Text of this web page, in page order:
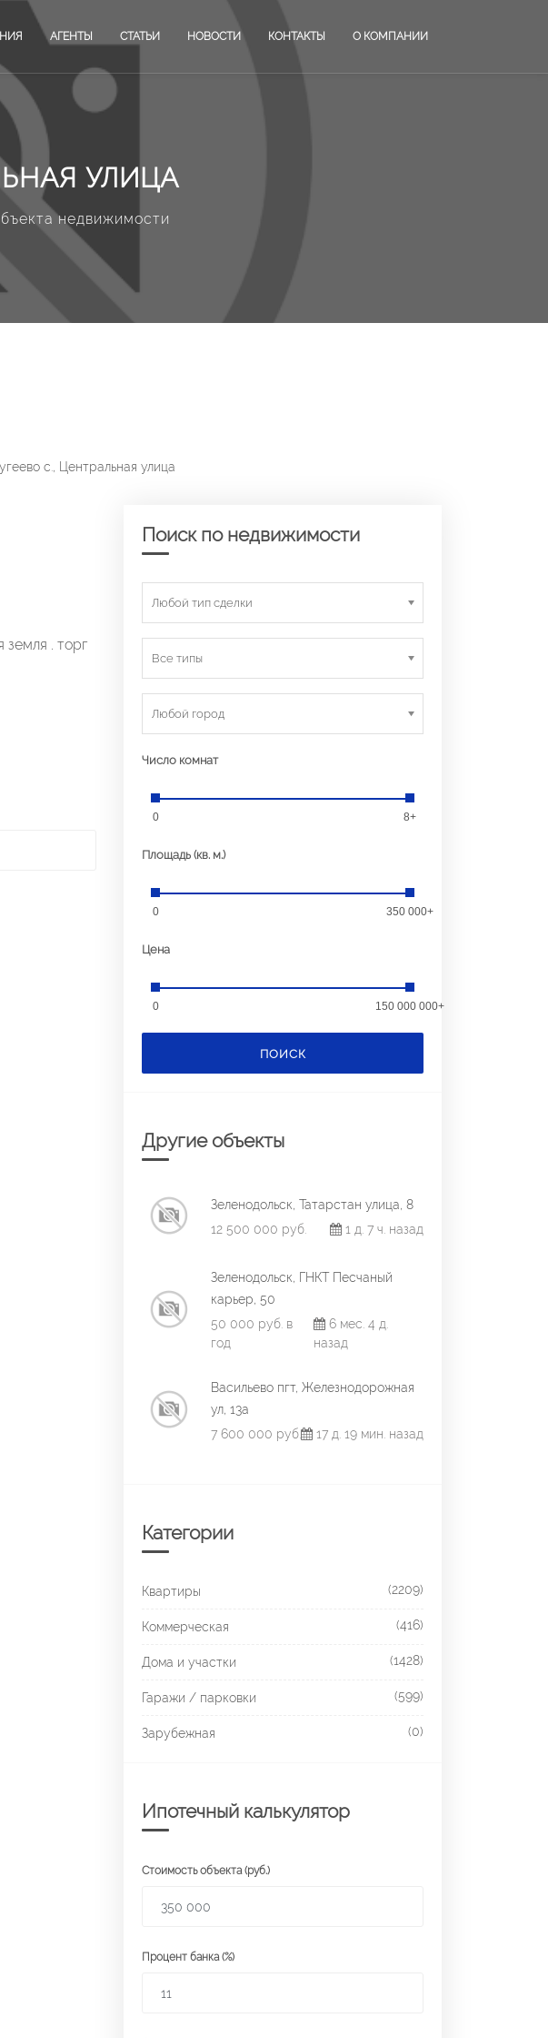
АГЕНТЫ СТАТЬИ НОВОСТИ КОНТАКТЫ О КОМПАНИИ
УЛИЦА
недвижимости
с., Центральная улица
. торг
Поиск по недвижимости
Любой тип сделки
Все типы
Любой город
Число комнат
0 8+
Площадь (кв. м.)
0 350 000+
Цена
0 150 000 000+
ПОИСК
Другие объекты
Зеленодольск, Татарстан улица, 8
12 500 000 руб.
1 д. 7 ч. назад
Зеленодольск, ГНКТ Песчаный
карьер, 50
50 000 руб. в
год
6 мес. 4 д.
назад
Васильево пгт, Железнодорожная
ул, 13а
7 600 000 руб.
17 д. 19 мин. назад
Категории
Квартиры (2209)
Коммерческая (416)
Дома и участки (1428)
Гаражи / парковки (599)
Зарубежная (0)
Ипотечный калькулятор
Стоимость объекта (руб.)
Процент банка (%)